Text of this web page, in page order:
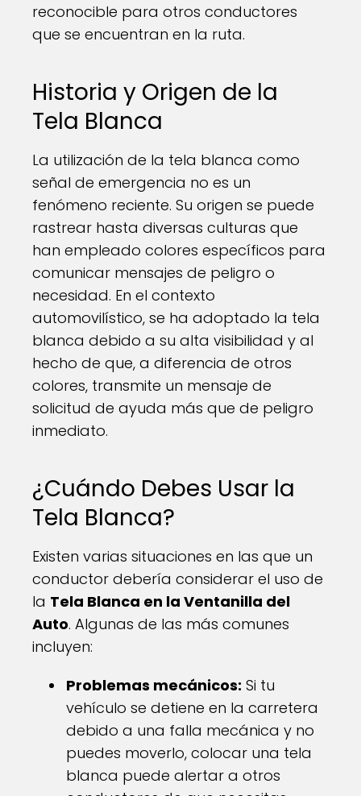
reconocible para otros conductores
que se encuentran en la ruta.
Historia y Origen de la
Tela Blanca
La utilización de la tela blanca como
señal de emergencia no es un
fenómeno reciente. Su origen se puede
rastrear hasta diversas culturas que
han empleado colores específicos para
comunicar mensajes de peligro o
necesidad. En el contexto
automovilístico, se ha adoptado la tela
blanca debido a su alta visibilidad y al
hecho de que, a diferencia de otros
colores, transmite un mensaje de
solicitud de ayuda más que de peligro
inmediato.
¿Cuándo Debes Usar la
Tela Blanca?
Existen varias situaciones en las que un
conductor debería considerar el uso de
la Tela Blanca en la Ventanilla del
Auto. Algunas de las más comunes
incluyen:
Problemas mecánicos: Si tu
vehículo se detiene en la carretera
debido a una falla mecánica y no
puedes moverlo, colocar una tela
blanca puede alertar a otros